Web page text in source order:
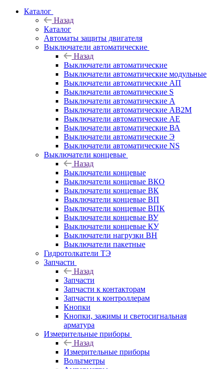
Каталог
Назад
Каталог
Автоматы защиты двигателя
Выключатели автоматические
Назад
Выключатели автоматические
Выключатели автоматические модульные
Выключатели автоматические АП
Выключатели автоматические S
Выключатели автоматические А
Выключатели автоматические АВ2М
Выключатели автоматические АЕ
Выключатели автоматические ВА
Выключатели автоматические Э
Выключатели автоматические NS
Выключатели концевые
Назад
Выключатели концевые
Выключатели концевые ВКО
Выключатели концевые ВК
Выключатели концевые ВП
Выключатели концевые ВПК
Выключатели концевые ВУ
Выключатели концевые КУ
Выключатели нагрузки ВН
Выключатели пакетные
Гидротолкатели ТЭ
Запчасти
Назад
Запчасти
Запчасти к контакторам
Запчасти к контроллерам
Кнопки
Кнопки, зажимы и светосигнальная
арматура
Измерительные приборы
Назад
Измерительные приборы
Вольтметры